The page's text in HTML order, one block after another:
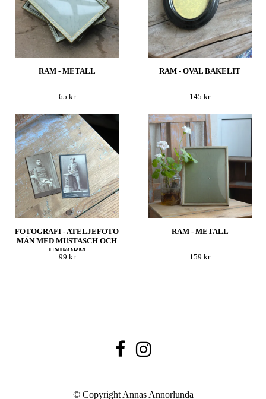
RAM - METALL
65 kr
RAM - OVAL BAKELIT
145 kr
FOTOGRAFI - ATELJEFOTO
MÄN MED MUSTASCH OCH
UNIFORM
99 kr
RAM - METALL
159 kr
© Copyright Annas Annorlunda